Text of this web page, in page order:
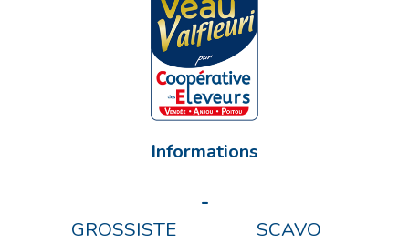
Informations
-
GROSSISTE
SCAVO